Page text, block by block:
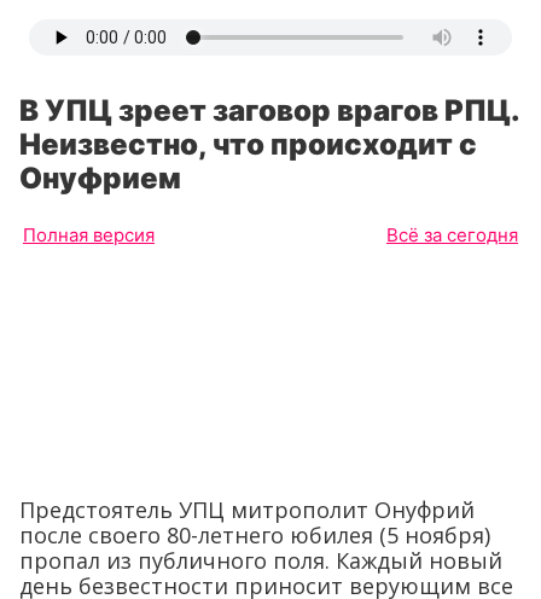
В УПЦ зреет заговор врагов РПЦ.
Неизвестно, что происходит с
Онуфрием
Полная версия Всё за сегодня
Предстоятель УПЦ митрополит Онуфрий
после своего 80-летнего юбилея (5 ноября)
пропал из публичного поля. Каждый новый
день безвестности приносит верующим все